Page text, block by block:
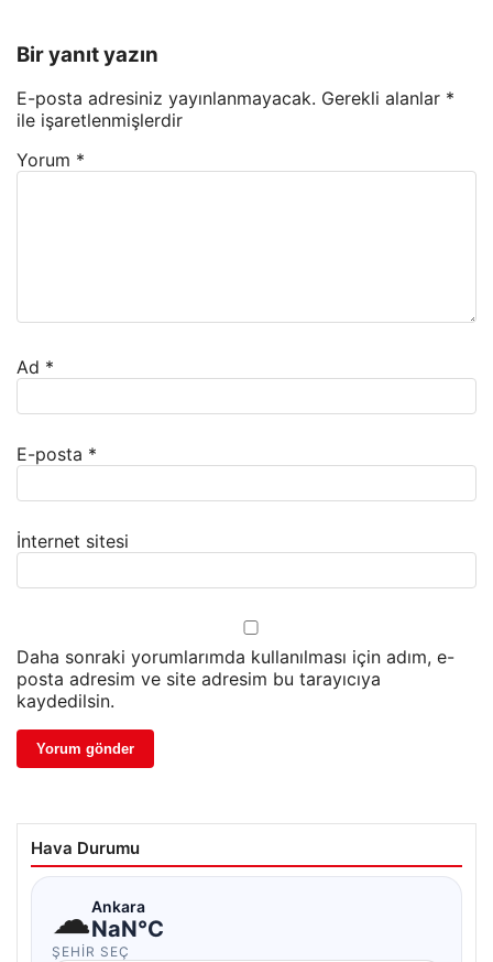
Bir yanıt yazın
E-posta adresiniz yayınlanmayacak. Gerekli alanlar *
ile işaretlenmişlerdir
Yorum *
Ad *
E-posta *
İnternet sitesi
Daha sonraki yorumlarımda kullanılması için adım, e-
posta adresim ve site adresim bu tarayıcıya
kaydedilsin.
Hava Durumu
☁Ankara
NaN°C
ŞEHIR SEÇ